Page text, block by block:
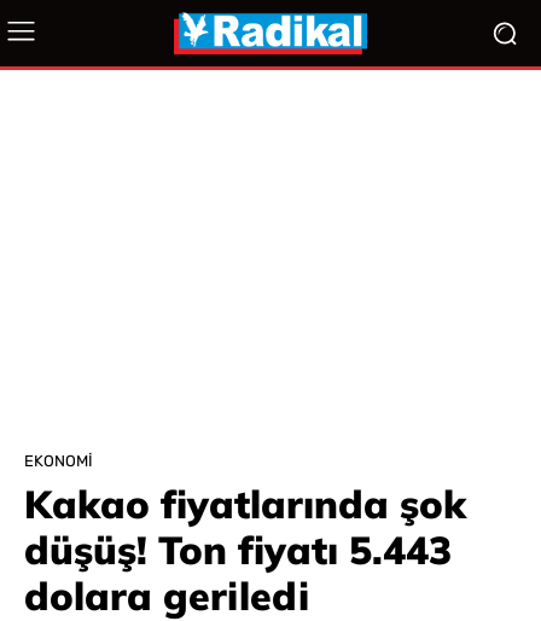
EKONOMI
Kakao fiyatlarında şok
düşüş! Ton fiyatı 5.443
dolara geriledi